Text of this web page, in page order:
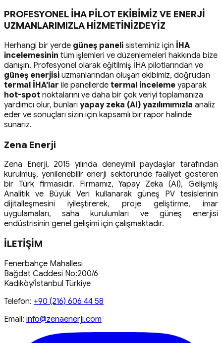
PROFESYONEL İHA PİLOT EKİBİMİZ VE ENERJİ
UZMANLARIMIZLA HİZMETİNİZDEYİZ
Herhangi bir yerde güneş paneli sisteminiz için İHA
incelemesinin tüm işlemleri ve düzenlemeleri hakkında bize
danışın. Profesyonel olarak eğitilmiş İHA pilotlarından ve
güneş enerjisi uzmanlarından oluşan ekibimiz, doğrudan
termal İHA'lar ile panellerde termal inceleme yaparak
hot-spot noktalarını ve daha bir çok veriyi toplamanıza
yardımcı olur, bunları yapay zeka (AI) yazılımımızla analiz
eder ve sonuçları sizin için kapsamlı bir rapor halinde
sunarız.
Zena Enerji
Zena Enerji, 2015 yılında deneyimli paydaşlar tarafından
kurulmuş, yenilenebilir enerji sektöründe faaliyet gösteren
bir Türk firmasıdır. Firmamız, Yapay Zeka (AI), Gelişmiş
Analitik ve Büyük Veri kullanarak güneş PV tesislerinin
dijitalleşmesini iyileştirerek, proje geliştirme, imar
uygulamaları, saha kurulumları ve güneş enerjisi
endüstrisinin genel gelişimi için çalışmaktadır.
İLETİŞİM
Fenerbahçe Mahallesi
Bağdat Caddesi No:200/6
Kadıköy/İstanbul Türkiye
Telefon: +90 (216) 606 44 58
Email: info@zenaenerji.com